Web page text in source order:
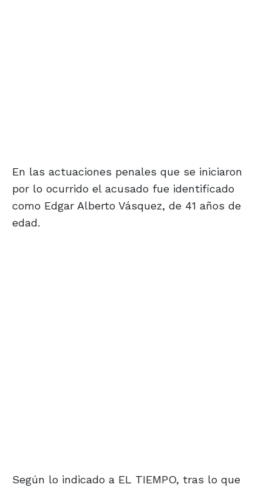
En las actuaciones penales que se iniciaron
por lo ocurrido el acusado fue identificado
como Edgar Alberto Vásquez, de 41 años de
edad.
Según lo indicado a EL TIEMPO, tras lo que